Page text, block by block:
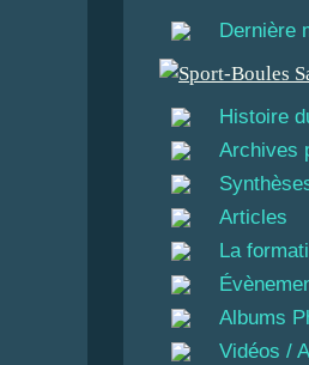
Dernière
Histoire
Archives
Articles
La
Albums
Vidéos /